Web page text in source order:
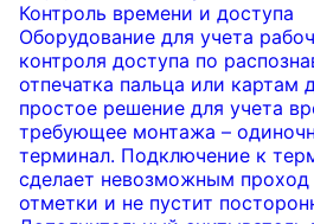
Контроль времени и доступа
Оборудование для учета
контроля доступа по
отпечатка пальца или картам
простое решение для учета
требующее монтажа –
терминал. Подключение к
сделает невозможным проход
отметки и не пустит